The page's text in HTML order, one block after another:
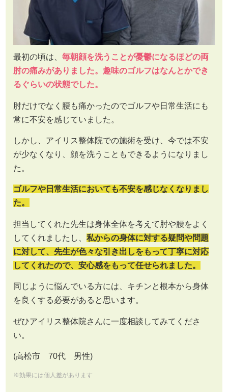
最初の頃は、 毎朝顔を洗うことが憂鬱になるほどの両
肘の痛みがありました。 趣味のゴルフはなんとかでき
るぐらいの状態でした。
肘だけでなく腰も痛かったのでゴルフや日常生活にも
常に不安を感じていました。
しかし、アイリス整体院での施術を受け、今では不安
が少なくなり、顔を洗うこともできるようになりまし
た。
ゴルフや日常生活においても不安を感じなくなりまし
た。
担当してくれた先生は身体全体を考えて肘や腰をよく
してくれましたし、 私からの身体に対する疑問や問題
に対して、先生が色々な引き出しをもって丁寧に対応
してくれたので、安心感をもって任せられました。
同じように悩んでいる方には、キチンと根本から身体
を良くする必要があると思います。
ぜひアイリス整体院さんに一度相談してみてくださ
い。
(高松市 70代 男性)
※効果には個人差があります